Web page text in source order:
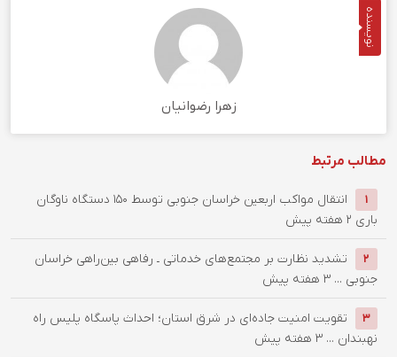
نویسنده
زهرا رضوانیان
مطالب مرتبط
1
انتقال مواکب اربعین خراسان جنوبی توسط ۱۵۰ دستگاه ناوگان
باری 2 هفته پیش
2
تشدید نظارت بر مجتمع‌های خدماتی ـ رفاهی بین‌راهی خراسان
جنوبی ... 3 هفته پیش
3
تقویت امنیت جاده‌ای در شرق استان؛ احداث پاسگاه پلیس راه
نهبندان ... 3 هفته پیش